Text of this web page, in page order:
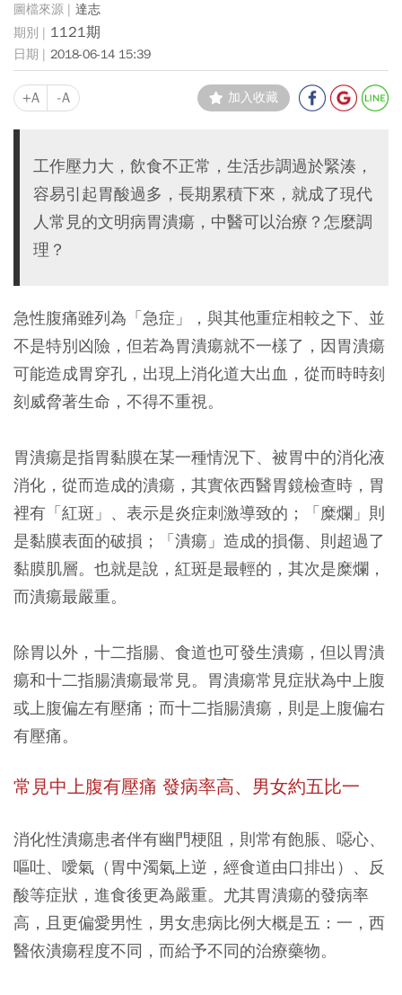
達志
1121期
2018-06-14 15:39
+A -A 加入收藏
工作壓力大，飲食不正常，生活步調過於緊湊，
容易引起胃酸過多，長期累積下來，就成了現代
人常見的文明病胃潰瘍，中醫可以治療？怎麼調
理？
急性腹痛雖列為「急症」，與其他重症相較之下、並
不是特別凶險，但若為胃潰瘍就不一樣了，因胃潰瘍
可能造成胃穿孔，出現上消化道大出血，從而時時刻
刻威脅著生命，不得不重視。
胃潰瘍是指胃黏膜在某一種情況下、被胃中的消化液
消化，從而造成的潰瘍，其實依西醫胃鏡檢查時，胃
裡有「紅斑」、表示是炎症刺激導致的；「糜爛」則
是黏膜表面的破損；「潰瘍」造成的損傷、則超過了
黏膜肌層。也就是說，紅斑是最輕的，其次是糜爛，
而潰瘍最嚴重。
除胃以外，十二指腸、食道也可發生潰瘍，但以胃潰
瘍和十二指腸潰瘍最常見。胃潰瘍常見症狀為中上腹
或上腹偏左有壓痛；而十二指腸潰瘍，則是上腹偏右
有壓痛。
常見中上腹有壓痛 發病率高、男女約五比一
消化性潰瘍患者伴有幽門梗阻，則常有飽脹、噁心、
嘔吐、噯氣（胃中濁氣上逆，經食道由口排出）、反
酸等症狀，進食後更為嚴重。尤其胃潰瘍的發病率
高，且更偏愛男性，男女患病比例大概是五：一，西
醫依潰瘍程度不同，而給予不同的治療藥物。